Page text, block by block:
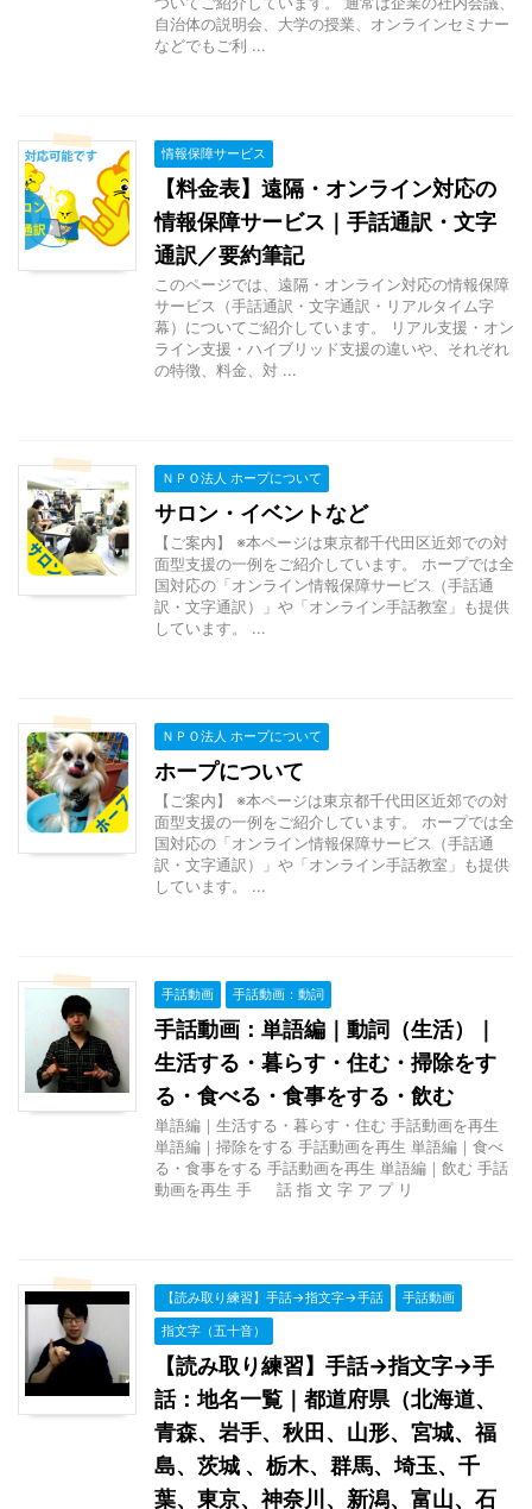
自治体の説明会、大学の授業、オンラインセミナー
などでもご利 ...
情報保障サービス
【料金表】遠隔・オンライン対応の
情報保障サービス｜手話通訳・文字
通訳／要約筆記
このページでは、遠隔・オンライン対応の情報保障
サービス（手話通訳・文字通訳・リアルタイム字
幕）についてご紹介しています。 リアル支援・オン
ライン支援・ハイブリッド支援の違いや、それぞれ
の特徴、料金、対 ...
ＮＰＯ法人 ホープについて
サロン・イベントなど
【ご案内】 ※本ページは東京都千代田区近郊での対
面型支援の一例をご紹介しています。 ホープでは全
国対応の「オンライン情報保障サービス（手話通
訳・文字通訳）」や「オンライン手話教室」も提供
しています。 ...
ＮＰＯ法人 ホープについて
ホープについて
【ご案内】 ※本ページは東京都千代田区近郊での対
面型支援の一例をご紹介しています。 ホープでは全
国対応の「オンライン情報保障サービス（手話通
訳・文字通訳）」や「オンライン手話教室」も提供
しています。 ...
手話動画 手話動画：動詞
手話動画：単語編｜動詞（生活）｜
生活する・暮らす・住む・掃除をす
る・食べる・食事をする・飲む
単語編｜生活する・暮らす・住む 手話動画を再生
単語編｜掃除をする 手話動画を再生 単語編｜食べ
る・食事をする 手話動画を再生 単語編｜飲む 手話
動画を再生 手 話 指 文 字 ア プ リ
【読み取り練習】手話→指文字→手話
手話動画
指文字（五十音）
【読み取り練習】手話→指文字→手
話：地名一覧｜都道府県（北海道、
青森、岩手、秋田、山形、宮城、福
島、茨城 、栃木、群馬、埼玉、千
葉、東京、神奈川、新潟、富山、石